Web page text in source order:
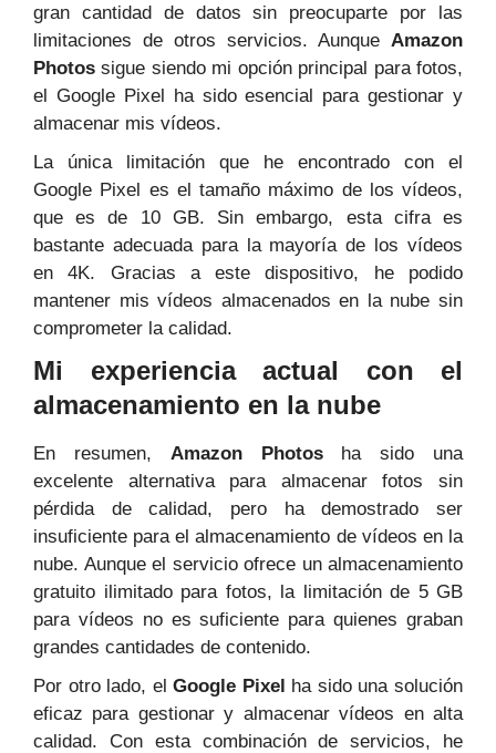
gran cantidad de datos sin preocuparte por las
limitaciones de otros servicios. Aunque Amazon
Photos sigue siendo mi opción principal para fotos,
el Google Pixel ha sido esencial para gestionar y
almacenar mis vídeos.
La única limitación que he encontrado con el
Google Pixel es el tamaño máximo de los vídeos,
que es de 10 GB. Sin embargo, esta cifra es
bastante adecuada para la mayoría de los vídeos
en 4K. Gracias a este dispositivo, he podido
mantener mis vídeos almacenados en la nube sin
comprometer la calidad.
Mi experiencia actual con el
almacenamiento en la nube
En resumen, Amazon Photosha sido una
excelente alternativa para almacenar fotos sin
pérdida de calidad, pero ha demostrado ser
insuficiente para el almacenamiento de vídeos en la
nube. Aunque el servicio ofrece un almacenamiento
gratuito ilimitado para fotos, la limitación de 5 GB
para vídeos no es suficiente para quienes graban
grandes cantidades de contenido.
Por otro lado, elGoogle Pixel
ha sido una solución
eficaz para gestionar y almacenar vídeos en alta
calidad. Con esta combinación de servicios, he